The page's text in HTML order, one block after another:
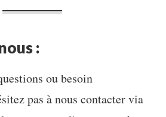
:
ou besoin
pas à nous contacter via